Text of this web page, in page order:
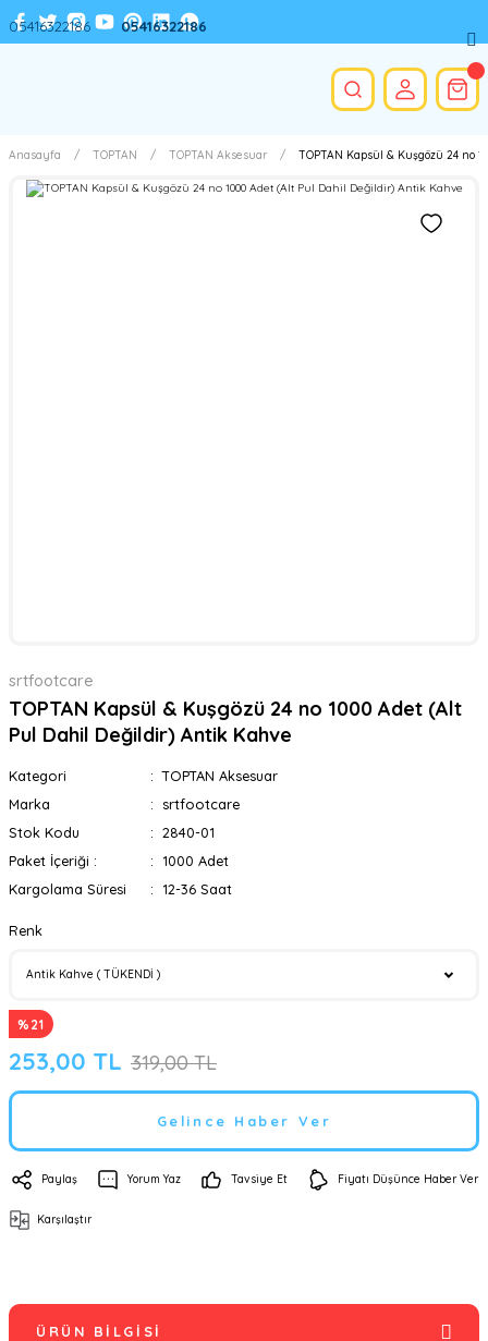
Anasayfa TOPTAN TOPTAN Aksesuar TOPTAN Kapsül & Kuşgözü 24 no
srtfootcare
TOPTAN Kapsül & Kuşgözü 24 no 1000 Adet (Alt
Pul Dahil Değildir) Antik Kahve
Kategori
TOPTAN Aksesuar
Marka
srtfootcare
Stok Kodu
2840-01
Paket İçeriği :
1000 Adet
Kargolama Süresi
12-36 Saat
Renk
%21
253,00 TL 319,00 TL
Gelince Haber Ver
Paylaş Yorum Yaz Tavsiye Et Fiyatı Düşünce Haber Ver
Karşılaştır
ÜRÜN BILGISI
05416322186 05416322186